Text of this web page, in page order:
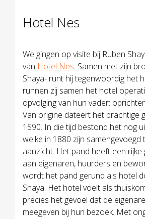
Hotel Nes
We gingen op visite bij Ruben
van Hotel Nes. Samen met zijn
Shaya- runt hij tegenwoordig het
runnen zij samen het hotel
opvolging van hun vader:
Van origine dateert het prachtige
1590. In die tijd bestond het nog
welke in 1880 zijn samengevoegd
aanzicht. Het pand heeft een rijke
aan eigenaren, huurders en
wordt het pand gerund als hotel
Shaya. Het hotel voelt als
precies het gevoel dat de
meegeven bij hun bezoek. Met